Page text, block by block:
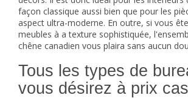
façon classique aussi bien que pour les
aspect ultra-moderne. En outre, si vous
meubles à a texture sophistiquée,
chêne canadien vous plaira sans aucun
Tous les types de
vous désirez à prix